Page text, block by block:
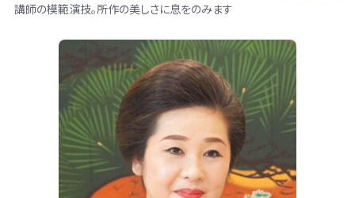
講師の模範演技。所作の美しさに息をのみます